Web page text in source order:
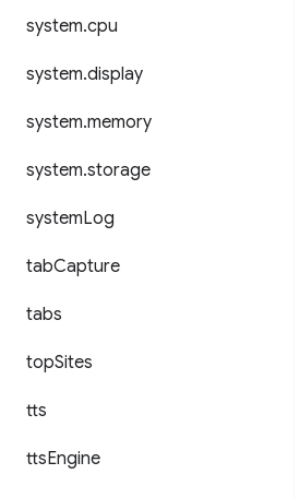
system.cpu
system.display
system.memory
system.storage
systemLog
tabCapture
tabs
topSites
tts
ttsEngine